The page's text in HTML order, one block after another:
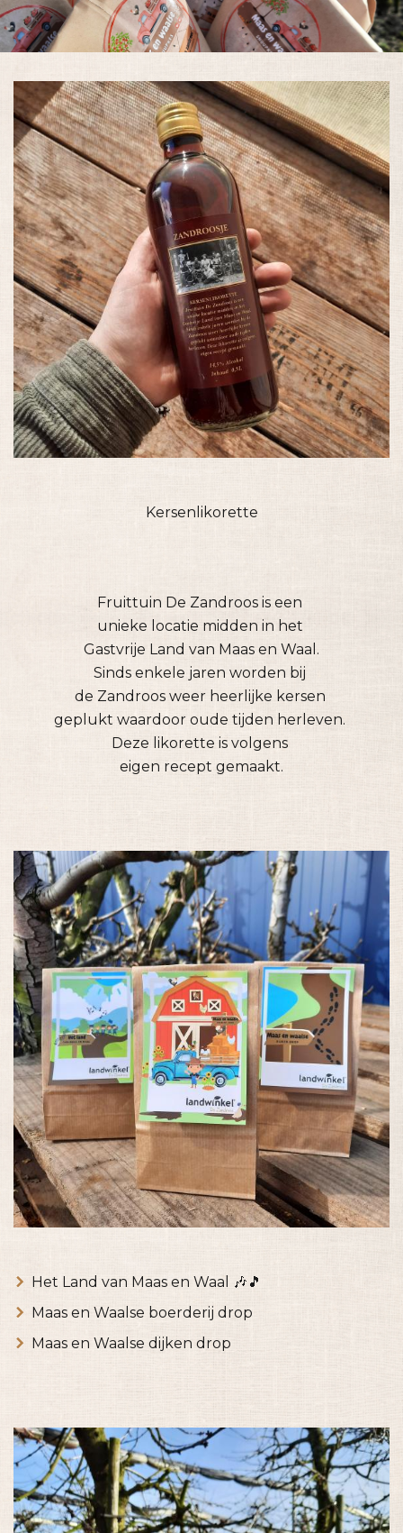
Kersenlikorette
Fruittuin De Zandroos is een
unieke locatie midden in het
Gastvrije Land van Maas en Waal.
Sinds enkele jaren worden bij
de Zandroos weer heerlijke kersen
geplukt waardoor oude tijden herleven.
Deze likorette is volgens
eigen recept gemaakt.
Het Land van Maas en Waal 🎶🎵
Maas en Waalse boerderij drop
Maas en Waalse dijken drop